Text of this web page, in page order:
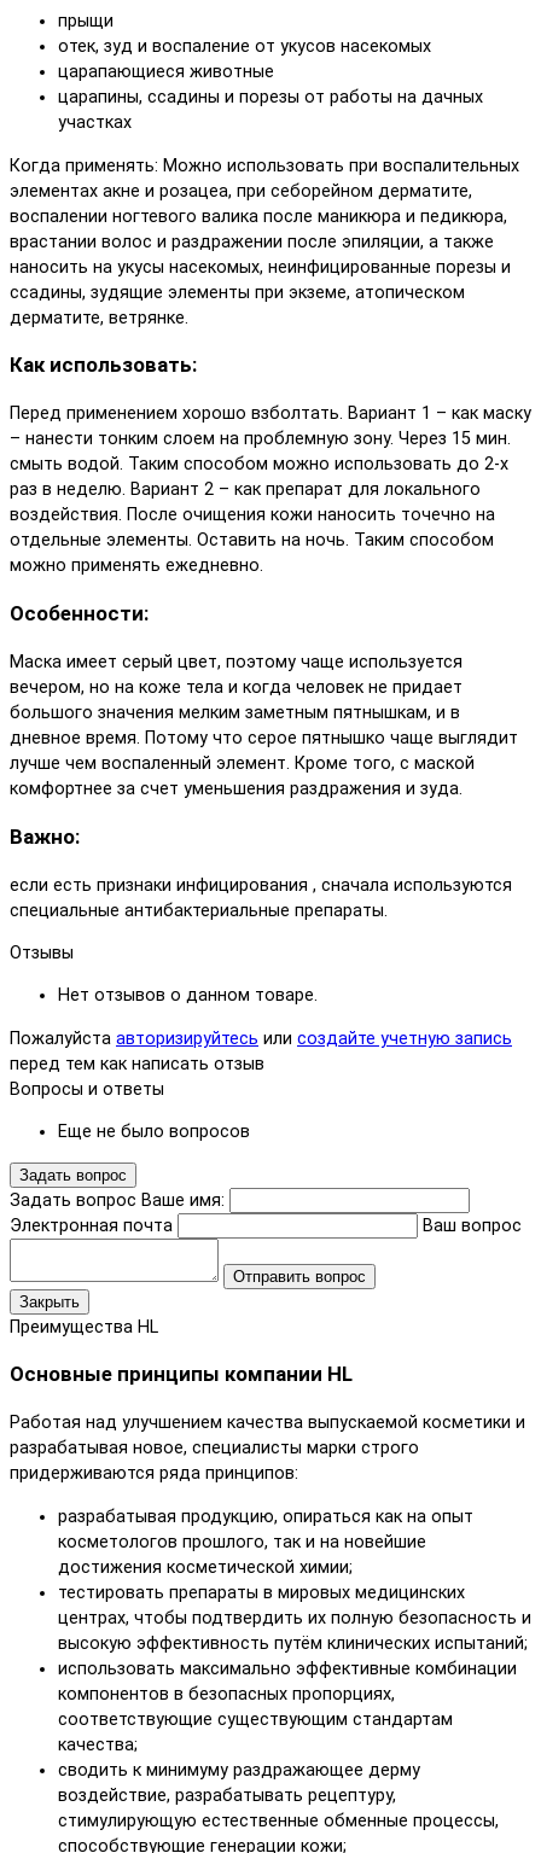
прыщи
отек, зуд и воспаление от укусов насекомых
царапающиеся животные
царапины, ссадины и порезы от работы на дачных
участках
Когда применять: Можно использовать при воспалительных
элементах акне и розацеа, при себорейном дерматите,
воспалении ногтевого валика после маникюра и педикюра,
врастании волос и раздражении после эпиляции, а также
наносить на укусы насекомых, неинфицированные порезы и
ссадины, зудящие элементы при экземе, атопическом
дерматите, ветрянке.
Как использовать:
Перед применением хорошо взболтать. Вариант 1 – как маску
– нанести тонким слоем на проблемную зону. Через 15 мин.
смыть водой. Таким способом можно использовать до 2-х
раз в неделю. Вариант 2 – как препарат для локального
воздействия. После очищения кожи наносить точечно на
отдельные элементы. Оставить на ночь. Таким способом
можно применять ежедневно.
Особенности:
Маска имеет серый цвет, поэтому чаще используется
вечером, но на коже тела и когда человек не придает
большого значения мелким заметным пятнышкам, и в
дневное время. Потому что серое пятнышко чаще выглядит
лучше чем воспаленный элемент. Кроме того, с маской
комфортнее за счет уменьшения раздражения и зуда.
Важно:
если есть признаки инфицирования , сначала используются
специальные антибактериальные препараты.
Отзывы
Нет отзывов о данном товаре.
Пожалуйста авторизируйтесь или создайте учетную запись
перед тем как написать отзыв
Вопросы и ответы
Еще не было вопросов
Задать вопрос
Задать вопрос Ваше имя:
Электронная почта
Ваш вопрос
Отправить вопрос
Закрыть
Преимущества HL
Основные принципы компании HL
Работая над улучшением качества выпускаемой косметики и
разрабатывая новое, специалисты марки строго
придерживаются ряда принципов:
разрабатывая продукцию, опираться как на опыт
косметологов прошлого, так и на новейшие
достижения косметической химии;
тестировать препараты в мировых медицинских
центрах, чтобы подтвердить их полную безопасность и
высокую эффективность путём клинических испытаний;
использовать максимально эффективные комбинации
компонентов в безопасных пропорциях,
соответствующие существующим стандартам
качества;
сводить к минимуму раздражающее дерму
воздействие, разрабатывать рецептуру,
стимулирующую естественные обменные процессы,
способствующие генерации кожи;